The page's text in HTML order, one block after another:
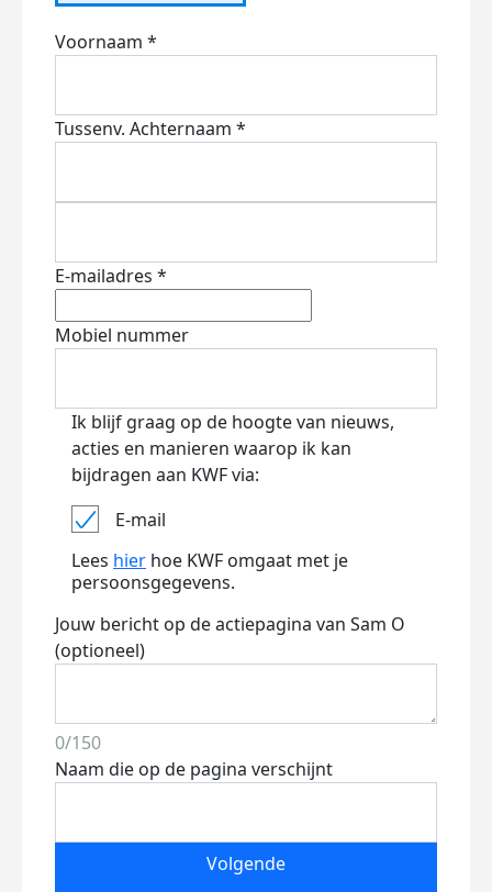
Voornaam *
Tussenv. Achternaam *
E-mailadres *
Mobiel nummer
Ik blijf graag op de hoogte van nieuws,
acties en manieren waarop ik kan
bijdragen aan KWF via:
E-mail
Lees hier hoe KWF omgaat met je
persoonsgegevens.
Jouw bericht op de actiepagina van Sam O
(optioneel)
0/150
Naam die op de pagina verschijnt
Volgende